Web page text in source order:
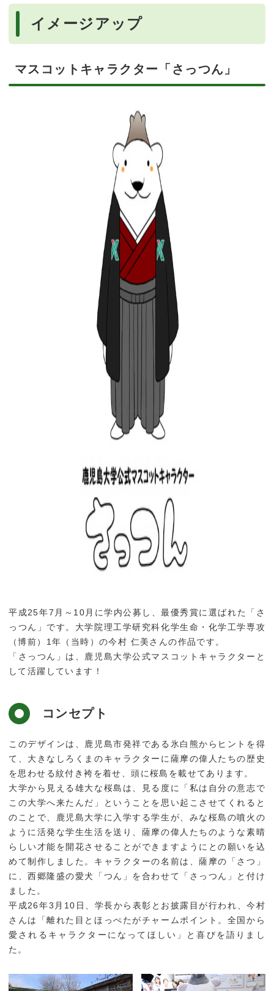
イメージアップ
マスコットキャラクター「さっつん」
平成25年7月～10月に学内公募し、最優秀賞に選ばれた「さ
っつん」です。大学院理工学研究科化学生命・化学工学専攻
（博前）1年（当時）の今村 仁美さんの作品です。
「さっつん」は、鹿児島大学公式マスコットキャラクターと
して活躍しています！
コンセプト
このデザインは、鹿児島市発祥である氷白熊からヒントを得
て、大きなしろくまのキャラクターに薩摩の偉人たちの歴史
を思わせる紋付き袴を着せ、頭に桜島を載せてあります。
大学から見える雄大な桜島は、見る度に「私は自分の意志で
この大学へ来たんだ」ということを思い起こさせてくれると
のことで、鹿児島大学に入学する学生が、みな桜島の噴火の
ように活発な学生生活を送り、薩摩の偉人たちのような素晴
らしい才能を開花させることができますようにとの願いを込
めて制作しました。キャラクターの名前は、薩摩の「さつ」
に、西郷隆盛の愛犬「つん」を合わせて「さっつん」と付け
ました。
平成26年3月10日、学長から表彰とお披露目が行われ、今村
さんは「離れた目とほっぺたがチャームポイント。全国から
愛されるキャラクターになってほしい」と喜びを語りまし
た。